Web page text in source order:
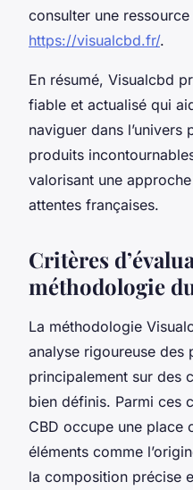
consulter une
https://visualcbd.fr/.
En résumé, Visualcbd
fiable et actualisé qui
naviguer dans
produits
valorisant une
attentes françaises.
Critères
méthodologie
La méthodologie
analyse rigoureuse des
principalement sur des
bien définis. Parmi ces
CBD occupe une place
éléments comme
la composition précise